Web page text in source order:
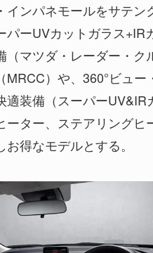
インパネモールをサテン
パーUVカットガラス+IR
（マツダ・レーダー・ク
MRCC）や、360°ビュー
適装備（スーパーUV&IR
ーター、ステアリングヒ
得なモデルとする。